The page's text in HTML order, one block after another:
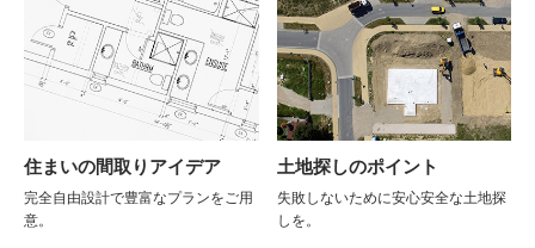
住まいの間取りアイデア
完全自由設計で豊富なプランをご用
意。
土地探しのポイント
失敗しないために安心安全な土地探
しを。